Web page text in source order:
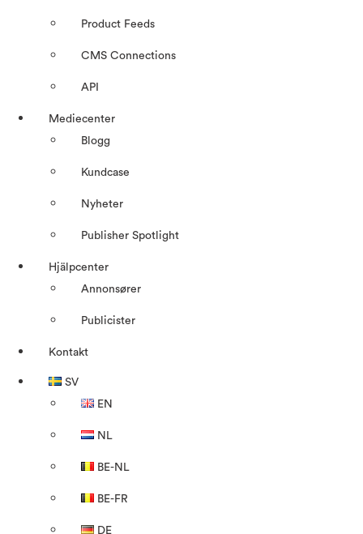
Product Feeds
CMS Connections
API
Mediecenter
Blogg
Kundcase
Nyheter
Publisher Spotlight
Hjälpcenter
Annonsører
Publicister
Kontakt
SV
EN
NL
BE-NL
BE-FR
DE